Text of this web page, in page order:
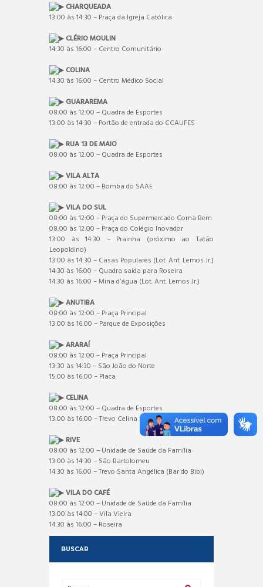
CHARQUEADA
13:00 às 14:30 – Praça da Igreja Católica
CLÉRIO MOULIN
14:30 às 16:00 – Centro Comunitário
COLINA
14:30 às 16:00 – Centro Médico Social
GUARAREMA
08:00 às 12:00 – Quadra de Esportes
13:00 às 14:30 – Portão de entrada do CCAUFES
RUA 13 DE MAIO
08:00 às 12:00 – Quadra de Esportes
VILA ALTA
08:00 às 12:00 – Bomba do SAAE
VILA DO SUL
08:00 às 12:00 – Praça do Supermercado Coma Bem
08:00 às 12:00 – Praça do Colégio Inovador
13:00 às 14:30 – Prainha (próximo ao Tatão
Leopoldino)
13:00 às 14:30 – Casas Populares (Lot. Ant. Lemos Jr.)
14:30 às 16:00 – Quadra saída para Roseira
14:30 às 16:00 – Mina d’água (Lot. Ant. Lemos Jr.)
ANUTIBA
08:00 às 12:00 – Praça Principal
13:00 às 16:00 – Parque de Exposições
ARARAÍ
08:00 às 12:00 – Praça Principal
13:30 às 14:30 – São João do Norte
15:00 às 16:00 – Placa
CELINA
08:00 às 12:00 – Quadra de Esportes
13:00 às 16:00 – Trevo Celina x Ibitirama
RIVE
08:00 às 12:00 – Unidade de Saúde da Família
13:00 às 14:30 – São Bartolomeu
14:30 às 16:00 – Trevo Santa Angélica (Bar do Bibi)
VILA DO CAFÉ
08:00 às 12:00 – Unidade de Saúde da Família
13:00 às 14:00 – Vila Vieira
14:30 às 16:00 – Roseira
BUSCAR